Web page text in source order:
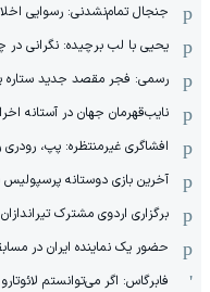
جنجال تمام‌نشدنی:‌ رسوایی
یحیی با لب برچیده: نگرانی
رسمی: فجر مقصد جدید ستاره
نایب‌قهرمان جهان در آستانه
افشاگری غیرمنتظره: پپ، رودری
آخرین بازی دوستانه پرسپولیس
برگزاری اردوی مشترک
حضور یک نماینده ایران در
فابرگاس: اگر می‌توانستم